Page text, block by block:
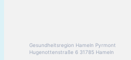
Gesundheitsregion Hameln Pyrmont
Hugenottenstraße 6 31785 Hameln